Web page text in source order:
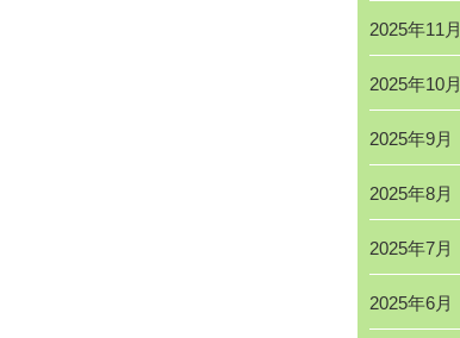
2025年11月
2025年10月
2025年9月
2025年8月
2025年7月
2025年6月